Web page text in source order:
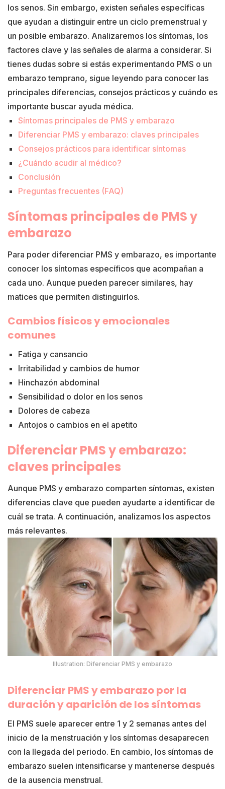
los senos. Sin embargo, existen señales específicas
que ayudan a distinguir entre un ciclo premenstrual y
un posible embarazo. Analizaremos los síntomas, los
factores clave y las señales de alarma a considerar. Si
tienes dudas sobre si estás experimentando PMS o un
embarazo temprano, sigue leyendo para conocer las
principales diferencias, consejos prácticos y cuándo es
importante buscar ayuda médica.
Síntomas principales de PMS y embarazo
Diferenciar PMS y embarazo: claves principales
Consejos prácticos para identificar síntomas
¿Cuándo acudir al médico?
Conclusión
Preguntas frecuentes (FAQ)
Síntomas principales de PMS y
embarazo
Para poder diferenciar PMS y embarazo, es importante
conocer los síntomas específicos que acompañan a
cada uno. Aunque pueden parecer similares, hay
matices que permiten distinguirlos.
Cambios físicos y emocionales
comunes
Fatiga y cansancio
Irritabilidad y cambios de humor
Hinchazón abdominal
Sensibilidad o dolor en los senos
Dolores de cabeza
Antojos o cambios en el apetito
Diferenciar PMS y embarazo:
claves principales
Aunque PMS y embarazo comparten síntomas, existen
diferencias clave que pueden ayudarte a identificar de
cuál se trata. A continuación, analizamos los aspectos
más relevantes.
Illustration: Diferenciar PMS y embarazo
Diferenciar PMS y embarazo por la
duración y aparición de los síntomas
El PMS suele aparecer entre 1 y 2 semanas antes del
inicio de la menstruación y los síntomas desaparecen
con la llegada del periodo. En cambio, los síntomas de
embarazo suelen intensificarse y mantenerse después
de la ausencia menstrual.